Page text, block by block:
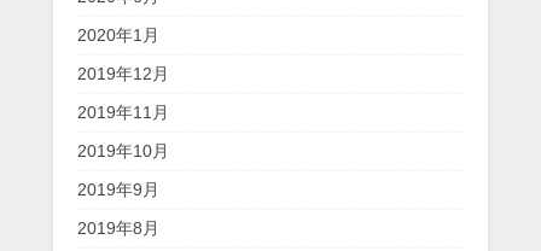
2020年1月
2019年12月
2019年11月
2019年10月
2019年9月
2019年8月